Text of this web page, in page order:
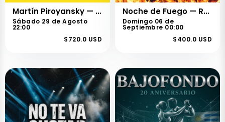
Martín Piroyansky — Sé Lo Que Hicieron
Sábado 29 de Agosto
22:00
$720.0 USD
Noche de Fuego — Reggaeton & Perreo Fest
Domingo 06 de
Septiembre 00:00
$400.0 USD